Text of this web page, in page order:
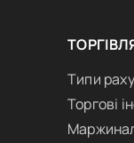
Типи
Торгові